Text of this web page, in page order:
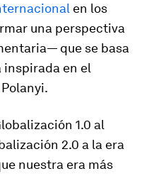
en los
una perspectiva
que se basa
inspirada en el
1.0 al
2.0 a la era
nuestra era más